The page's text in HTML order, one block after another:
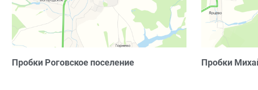
Пробки Роговское поселение Пробки